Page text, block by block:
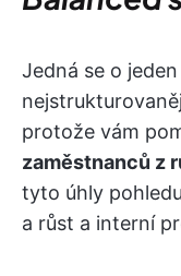
Jedná se o
protože vám
zaměstnanců z
tyto úhly
a růst a interní